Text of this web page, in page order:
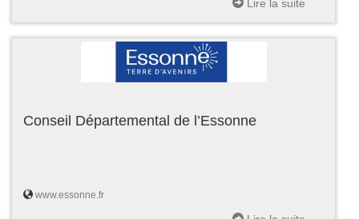
Lire la suite
Conseil Départemental de l’Essonne
www.essonne.fr